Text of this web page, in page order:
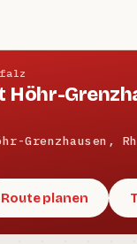
Höhr-
Grenzhausen,
Route planen